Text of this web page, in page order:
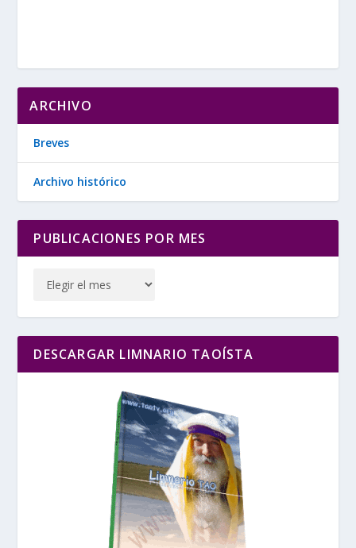
ARCHIVO
Breves
Archivo histórico
PUBLICACIONES POR MES
DESCARGAR LIMNARIO TAOÍSTA